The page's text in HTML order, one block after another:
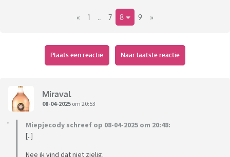
« 1 7 8 9 »
Plaats een reactie Naar laatste reactie
Miraval
08-04-2025 om 20:53
Miepjecody schreef op 08-04-2025 om 20:48:
[..]
Nee ik vind dat niet zielig.